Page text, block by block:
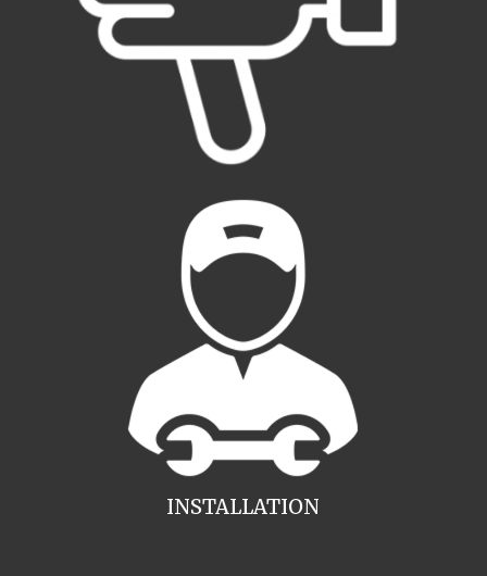
INSTALLATION